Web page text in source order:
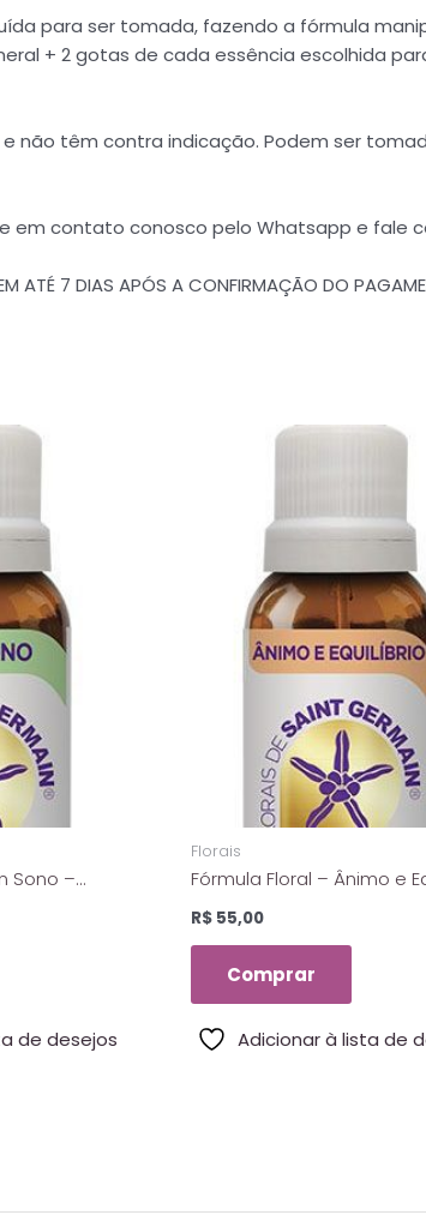
para ser tomada, fazendo a fórmula
+ 2 gotas de cada essência escolhida
e não têm contra indicação. Podem ser
em contato conosco pelo Whatsapp e fale
ATÉ 7 DIAS APÓS A CONFIRMAÇÃO DO
Sono –
de desejos
Florais
Fórmula Floral – Ânimo e
R$ 55,00
Comprar
Adicionar à lista de